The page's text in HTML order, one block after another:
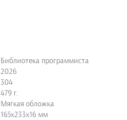
Библиотека программиста
2026
304
479 г.
Мягкая обложка
165х233х16 мм